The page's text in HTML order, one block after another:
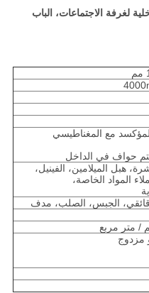
لغرفة الاجتماعات، الباب
المؤكسد مع المغناطيسي
حواف في الداخل
هبل الميلامين، الفينيل،
المواد الخاصة،
الجبس، الصلب، مدف
مزدوج